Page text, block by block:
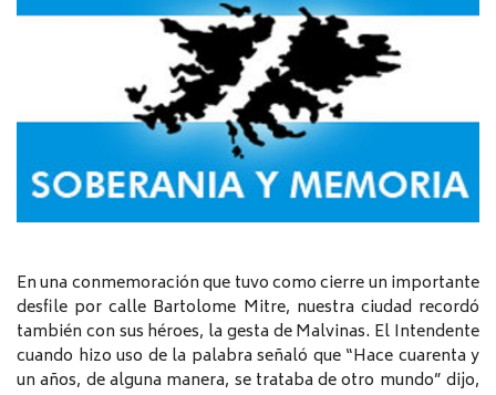
En una conmemoración que tuvo como cierre un importante
desfile por calle Bartolome Mitre, nuestra ciudad recordó
también con sus héroes, la gesta de Malvinas. El Intendente
cuando hizo uso de la palabra señaló que “Hace cuarenta y
un años, de alguna manera, se trataba de otro mundo” dijo,